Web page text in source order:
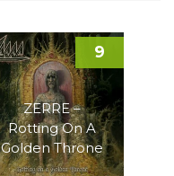
ZERRE –
Rotting On A
Golden Throne
9